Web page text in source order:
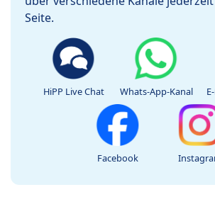
Seite.
HiPP Live Chat Whats-App-Kanal
Facebook